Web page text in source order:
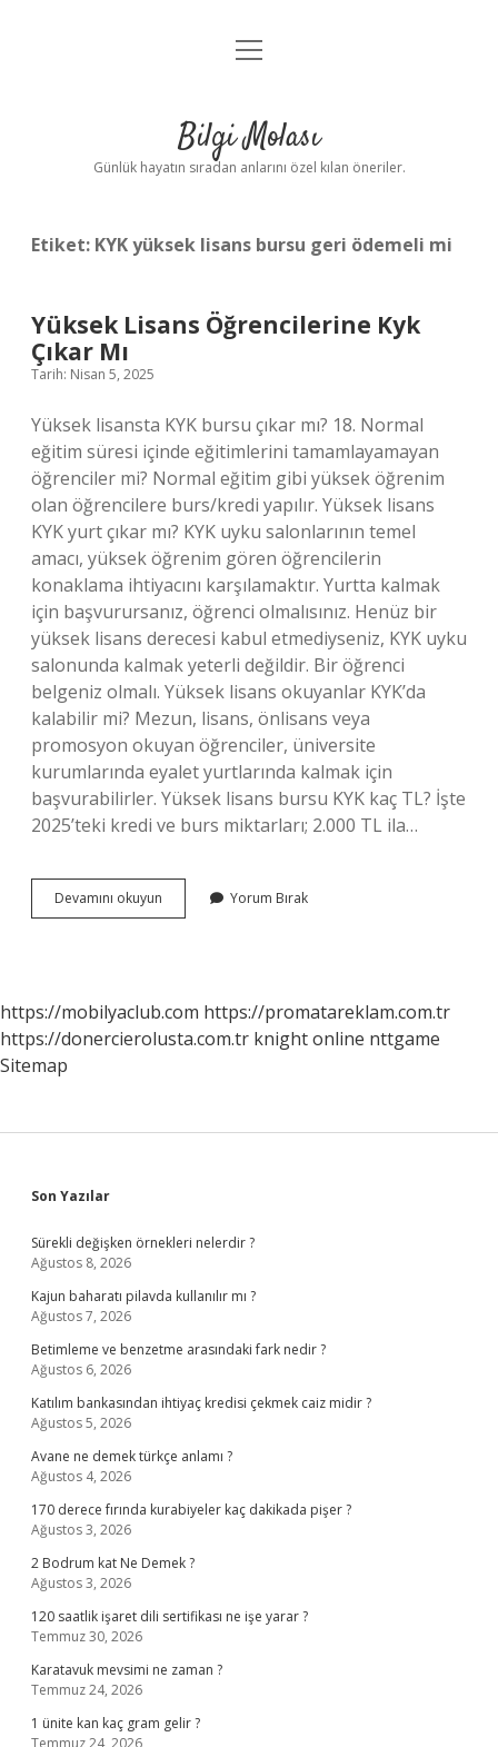
Anasayfa
Yasal Uyarı
menüyü
Bilgi Molası
Günlük hayatın sıradan anlarını özel kılan öneriler.
Etiket: KYK yüksek lisans bursu geri ödemeli mi
Yüksek Lisans Öğrencilerine Kyk
Çıkar Mı
Tarih: Nisan 5, 2025
Yüksek lisansta KYK bursu çıkar mı? 18. Normal
eğitim süresi içinde eğitimlerini tamamlayamayan
öğrenciler mi? Normal eğitim gibi yüksek öğrenim
olan öğrencilere burs/kredi yapılır. Yüksek lisans
KYK yurt çıkar mı? KYK uyku salonlarının temel
amacı, yüksek öğrenim gören öğrencilerin
konaklama ihtiyacını karşılamaktır. Yurtta kalmak
için başvurursanız, öğrenci olmalısınız. Henüz bir
yüksek lisans derecesi kabul etmediyseniz, KYK uyku
salonunda kalmak yeterli değildir. Bir öğrenci
belgeniz olmalı. Yüksek lisans okuyanlar KYK’da
kalabilir mi? Mezun, lisans, önlisans veya
promosyon okuyan öğrenciler, üniversite
kurumlarında eyalet yurtlarında kalmak için
başvurabilirler. Yüksek lisans bursu KYK kaç TL? İşte
2025’teki kredi ve burs miktarları; 2.000 TL ila…
Devamını okuyun
Lisans
Yorum Bırak
https://mobilyaclub.com https://promatareklam.com.tr
https://donercierolusta.com.tr knight online nttgame
Sitemap
Sidebar
Son Yazılar
Sürekli değişken örnekleri nelerdir ?
Ağustos 8, 2026
Kajun baharatı pilavda kullanılır mı ?
Ağustos 7, 2026
Betimleme ve benzetme arasındaki fark nedir ?
Ağustos 6, 2026
Katılım bankasından ihtiyaç kredisi çekmek caiz midir ?
Ağustos 5, 2026
Avane ne demek türkçe anlamı ?
Ağustos 4, 2026
170 derece fırında kurabiyeler kaç dakikada pişer ?
Ağustos 3, 2026
2 Bodrum kat Ne Demek ?
Ağustos 3, 2026
120 saatlik işaret dili sertifikası ne işe yarar ?
Temmuz 30, 2026
Karatavuk mevsimi ne zaman ?
Temmuz 24, 2026
1 ünite kan kaç gram gelir ?
Temmuz 24, 2026